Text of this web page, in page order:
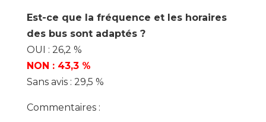
Est-ce que la fréquence et les horaires
des bus sont adaptés ?
OUI : 26,2 %
NON : 43,3 %
Sans avis : 29,5 %
Commentaires :